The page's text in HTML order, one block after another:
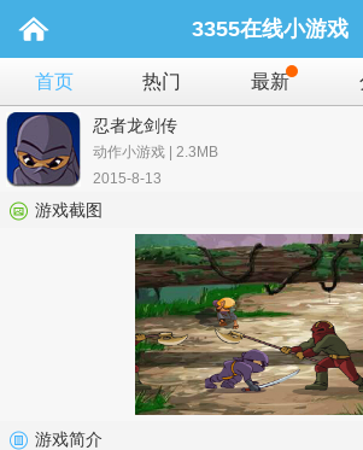
3355在线小游戏
首页 热门 最新
忍者龙剑传
动作小游戏 | 2.3MB
2015-8-13
游戏截图
游戏简介